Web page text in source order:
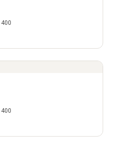
400
400